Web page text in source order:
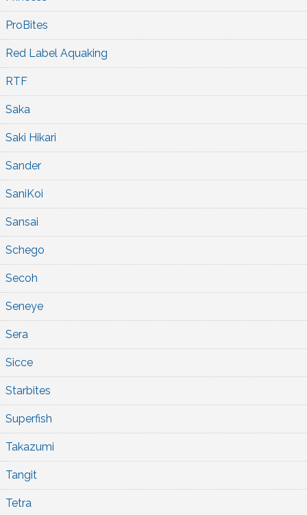
ProBites
Red Label Aquaking
RTF
Saka
Saki Hikari
Sander
SaniKoi
Sansai
Schego
Secoh
Seneye
Sera
Sicce
Starbites
Superfish
Takazumi
Tangit
Tetra